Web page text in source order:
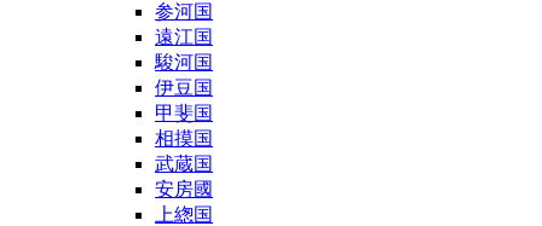
参河国
遠江国
駿河国
伊豆国
甲斐国
相摸国
武蔵国
安房國
上緫国